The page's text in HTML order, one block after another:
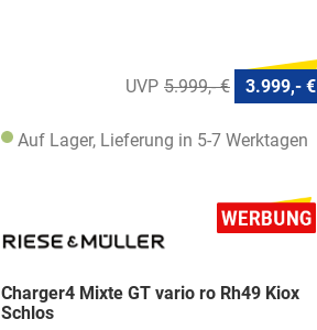
5.999,- € 3.999,- €
Auf Lager, Lieferung in 5-7 Werktagen
Charger4 Mixte GT vario ro Rh49 Kiox
Schlos